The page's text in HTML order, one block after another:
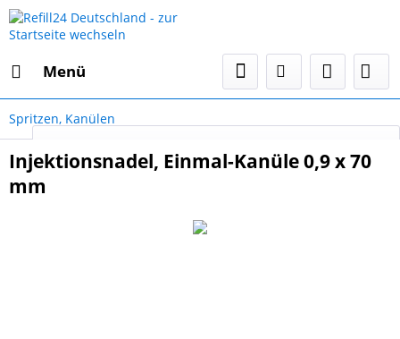
Menü
Spritzen, Kanülen
Injektionsnadel, Einmal-Kanüle 0,9 x 70
mm